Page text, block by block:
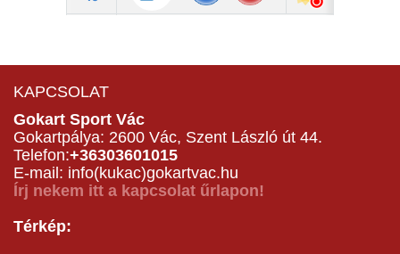
KAPCSOLAT
Gokart Sport Vác
Gokartpálya: 2600 Vác, Szent László út 44.
Telefon:+36303601015
E-mail: info(kukac)gokartvac.hu
Írj nekem itt a kapcsolat űrlapon!
Térkép: